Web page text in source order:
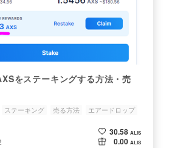
をステーキングする方法・売
ステーキング 売る方法 エアードロップ
30.58 ALIS
0.00 ALIS